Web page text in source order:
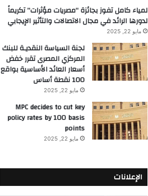
لمياء كامل تفوز بجائزة “مصريات مؤثرات” تكريماً
لدورها الرائد في مجال الاتصالات والتأثير الإيجابي
مايو 22, 2025
لجنة السياسة النقديـة للبنك
المركزي المصرى تقرر خفض
أسعار العائد الأساسية بواقع
100 نقطة أساس
مايو 22, 2025
MPC decides to cut key
policy rates by 100 basis
points
مايو 22, 2025
الإعلانات